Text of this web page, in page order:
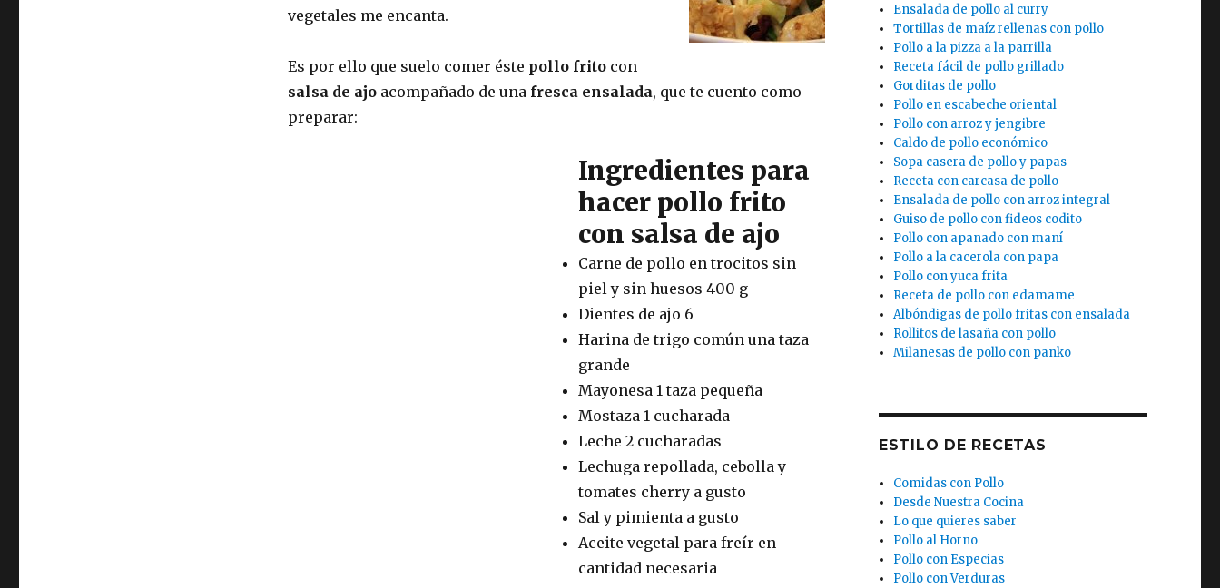
vegetales me encanta.
Es por ello que suelo comer éste pollo fritocon
salsa de ajoacompañado de una fresca ensalada, que te cuento como
preparar:
Ingredientes para
hacer pollo frito
con salsa de ajo
Carne de pollo en trocitos sin
piel y sin huesos 400 g
Dientes de ajo 6
Harina de trigo común una taza
grande
Mayonesa 1 taza pequeña
Mostaza 1 cucharada
Leche 2 cucharadas
Lechuga repollada, cebolla y
tomates cherry a gusto
Sal y pimienta a gusto
Aceite vegetal para freír en
cantidad necesaria
Ensalada de pollo al curry
Tortillas de maíz rellenas con pollo
Pollo a la pizza a la parrilla
Receta fácil de pollo grillado
Gorditas de pollo
Pollo en escabeche oriental
Pollo con arroz y jengibre
Caldo de pollo económico
Sopa casera de pollo y papas
Receta con carcasa de pollo
Ensalada de pollo con arroz integral
Guiso de pollo con fideos codito
Pollo con apanado con maní
Pollo a la cacerola con papa
Pollo con yuca frita
Receta de pollo con edamame
Albóndigas de pollo fritas con ensalada
Rollitos de lasaña con pollo
Milanesas de pollo con panko
ESTILO DE RECETAS
Comidas con Pollo
Desde Nuestra Cocina
Lo que quieres saber
Pollo al Horno
Pollo con Especias
Pollo con Verduras